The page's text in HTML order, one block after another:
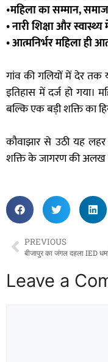
•महिला का सम्मान,
• नारी शिक्षा और
• आत्मनिर्भर महिला ही
गांव की गलियों में देर तक
इतिहास में दर्ज हो
बल्कि एक बड़ी शक्ति का
कौवाझार से उठी यह
शक्ति के जागरण की अलख
PREVIOUS
Leave a